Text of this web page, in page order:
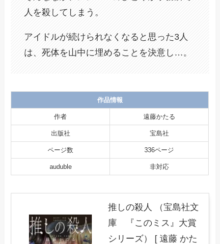
人を殺してしまう。
アイドルが続けられなくなると思った3人
は、死体を山中に埋めることを決意し…。
作品情報
作者 遠藤かたる
出版社 宝島社
ページ数 336ページ
auduble 非対応
推しの殺人 （宝島社文
庫 『このミス』大賞
シリーズ） [ 遠藤 かた